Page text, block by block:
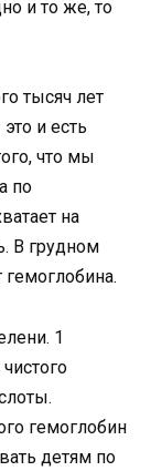
и то же, то
тысяч лет
и есть
что мы
по
на
В грудном
1
гемоглобин
детям по